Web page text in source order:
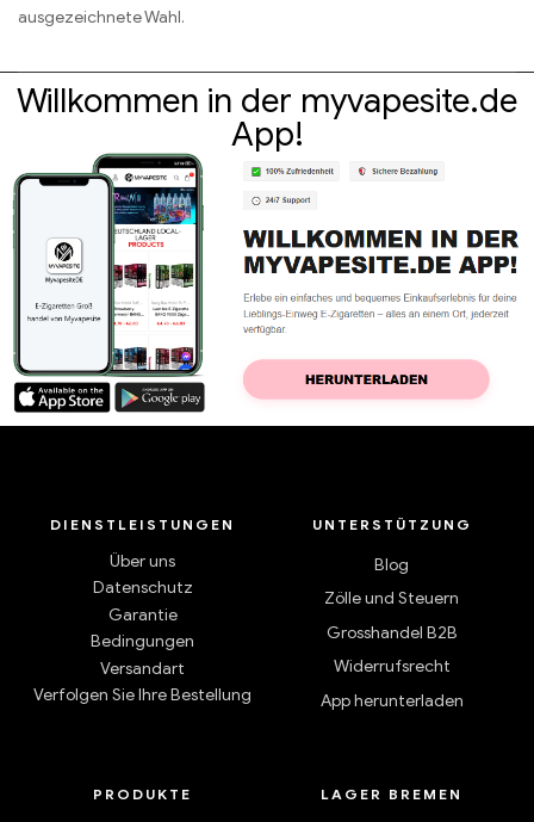
ausgezeichnete Wahl.
Willkommen in der myvapesite.de
App!
DIENSTLEISTUNGEN
Über uns
Datenschutz
Garantie
Bedingungen
Versandart
Verfolgen Sie Ihre Bestellung
UNTERSTÜTZUNG
Blog
Zölle und Steuern
Grosshandel B2B
Widerrufsrecht
App herunterladen
PRODUKTE LAGER BREMEN